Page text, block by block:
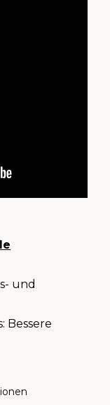
und
Bessere